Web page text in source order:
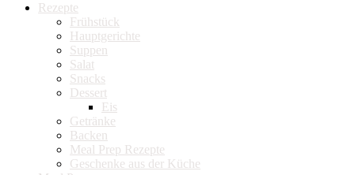
Rezepte
Frühstück
Hauptgerichte
Suppen
Salat
Snacks
Dessert
Eis
Getränke
Backen
Meal Prep Rezepte
Geschenke aus der Küche